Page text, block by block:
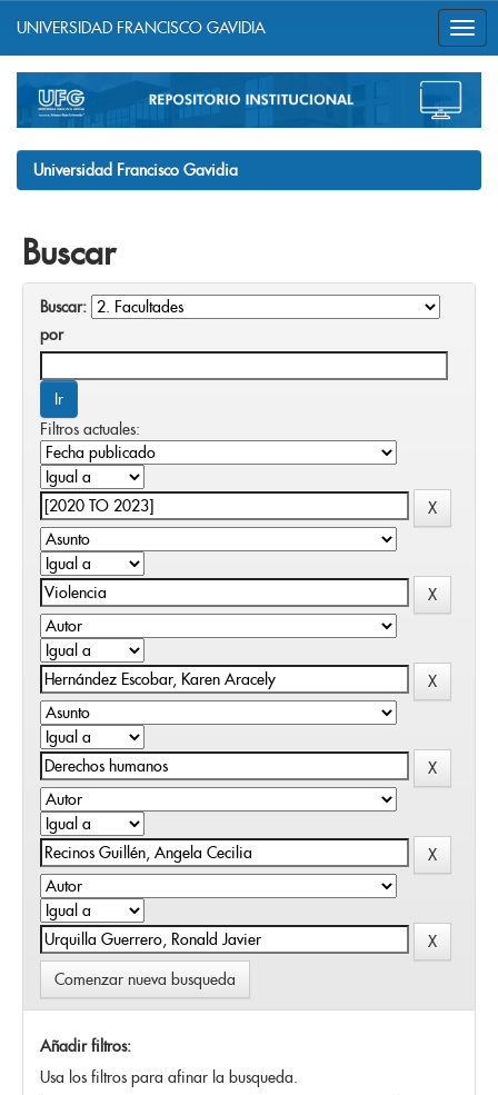
navigation
UNIVERSIDAD FRANCISCO GAVIDIA
Universidad Francisco Gavidia
Buscar
Buscar:
por
Filtros actuales:
Comenzar nueva busqueda
Añadir filtros:
Usa los filtros para afinar la busqueda.